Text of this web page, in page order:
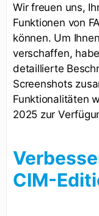
Wir freuen uns,
Funktionen von
können. Um
verschaffen,
detaillierte
Screenshots
Funktionalitäten
2025 zur
CIM-